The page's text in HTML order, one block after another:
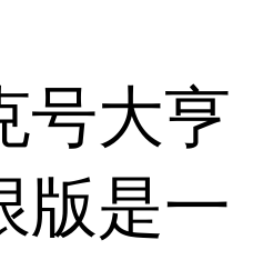
号大亨
版是一